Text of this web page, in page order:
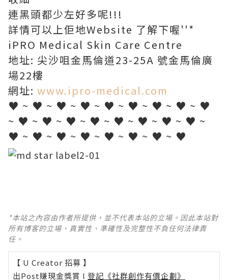
連黑頭都少左好多呢!!!
詳情可以上佢地Website 了解下喔''*
iPRO Medical Skin Care Centre
地址: 尖沙咀金馬倫道23-25A 號金馬倫廣
場22樓
網址: www.ipro-medical.com
♥ ~ ♥ ~ ♥ ~ ♥ ~ ♥ ~ ♥ ~ ♥ ~ ♥ ~ ♥
~ ♥ ~ ♥ ~ ♥ ~ ♥ ~ ♥ ~ ♥ ~ ♥ ~ ♥ ~
♥ ~ ♥ ~ ♥ ~ ♥ ~ ♥ ~ ♥ ~ ♥ ~ ♥
*本站之內容由作者所提供，並不代表本站的立場。因此本站對
所有博客的立場、真實性、準確性及完整性不負任何法律責
任。
【 U Creator 招募 】
出Post賺現金獎賞 l 登記《社群創作有價企劃》